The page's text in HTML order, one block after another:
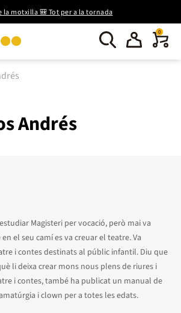
la motxilla 🎒 Tot per a la tornada
0
Andrés
Magisteri per vocació, però mai va
el seu camí es va creuar el teatre. Va
i contes destinats al públic infantil. Diu que
li deixa crear mons nous plens de riures i
i contes, també ha publicat un manual de
i clown per a totes les edats.